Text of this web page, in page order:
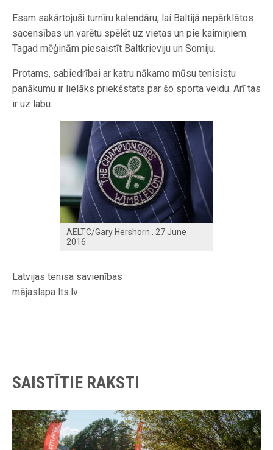
Esam sakārtojuši turnīru kalendāru, lai Baltijā nepārklātos
sacensības un varētu spēlēt uz vietas un pie kaimiņiem.
Tagad mēģinām piesaistīt Baltkrieviju un Somiju.
Protams, sabiedrībai ar katru nākamo mūsu tenisistu
panākumu ir lielāks priekšstats par šo sporta veidu. Arī tas
ir uz labu.
AELTC/Gary Hershorn . 27 June
2016
Latvijas tenisa savienības
mājaslapa lts.lv
SAISTĪTIE RAKSTI